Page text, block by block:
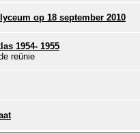
op 18 september 2010
1954- 1955
reünie